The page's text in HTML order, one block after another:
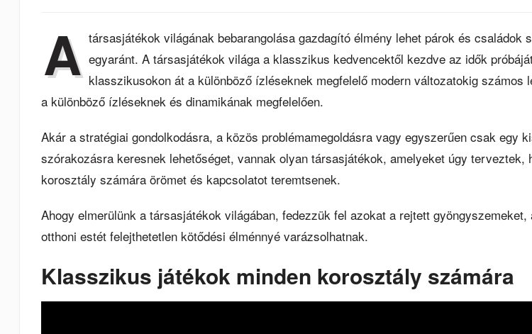
A társasjátékok világának bebarangolása gazdagító élmény lehet párok és családok
egyaránt. A társasjátékok világa a klasszikus kedvencektől kezdve az idők
klasszikusokon át a különböző ízléseknek megfelelő modern változatokig számos
a különböző ízléseknek és dinamikának megfelelően.
Akár a stratégiai gondolkodásra, a közös problémamegoldásra vagy egyszerűen csak egy
szórakozásra keresnek lehetőséget, vannak olyan társasjátékok, amelyeket úgy terveztek,
korosztály számára örömet és kapcsolatot teremtsenek.
Ahogy elmerülünk a társasjátékok világában, fedezzük fel azokat a rejtett gyöngyszemeket,
otthoni estét felejthetetlen kötődési élménnyé varázsolhatnak.
Klasszikus játékok minden korosztály számára